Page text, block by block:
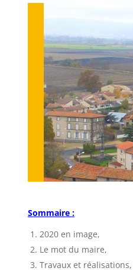
Sommaire :
2020 en image,
Le mot du maire,
Travaux et réalisations,